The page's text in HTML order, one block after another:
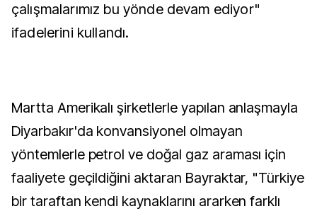
çalışmalarımız bu yönde devam ediyor"
ifadelerini kullandı.
Martta Amerikalı şirketlerle yapılan anlaşmayla
Diyarbakır'da konvansiyonel olmayan
yöntemlerle petrol ve doğal gaz araması için
faaliyete geçildiğini aktaran Bayraktar, "Türkiye
bir taraftan kendi kaynaklarını ararken farklı